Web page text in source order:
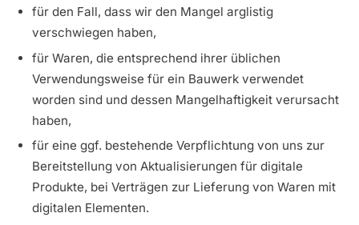
für den Fall, dass wir den Mangel arglistig
verschwiegen haben,
für Waren, die entsprechend ihrer üblichen
Verwendungsweise für ein Bauwerk verwendet
worden sind und dessen Mangelhaftigkeit verursacht
haben,
für eine ggf. bestehende Verpflichtung von uns zur
Bereitstellung von Aktualisierungen für digitale
Produkte, bei Verträgen zur Lieferung von Waren mit
digitalen Elementen.